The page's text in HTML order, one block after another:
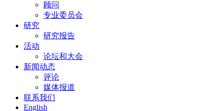
顾问
专业委员会
研究
研究报告
活动
论坛和大会
新闻动态
评论
媒体报道
联系我们
English